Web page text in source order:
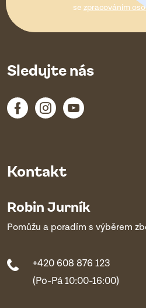
se zpracováním
Kontakt
Robin Jurník
Pomůžu a poradím s výběrem
+420 608 876 123
(Po-Pá 10:00-16:00)
Sledujte nás